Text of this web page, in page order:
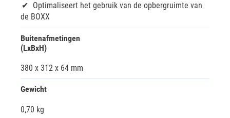
Optimaliseert het gebruik van de opbergruimte van
de BOXX
Buitenafmetingen
(LxBxH)
380 x 312 x 64 mm
Gewicht
0,70 kg